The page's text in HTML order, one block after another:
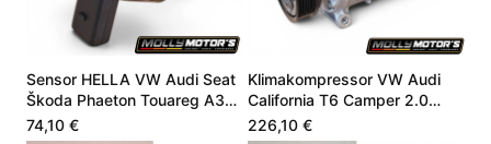
Sensor HELLA VW Audi Seat
Škoda Phaeton Touareg A3
4.9 06E907660
74,10 €
Klimakompressor VW Audi
California T6 Camper 2.0
CZSE DZLA 7LA816803A
226,10 €